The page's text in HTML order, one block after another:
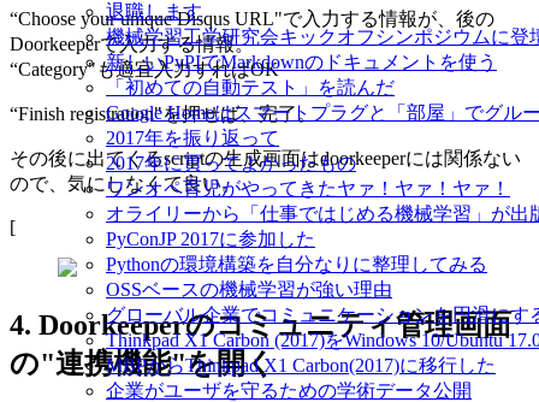
退職します
機械学習工学研究会キックオフシンポジウムに登
新しいPyPIでMarkdownのドキュメントを使う
「初めての自動テスト」を読んだ
Google Homeはスマートプラグと「部屋」でグル
2017年を振り返って
2017年に買ってよかったもの
ワンオペ育児がやってきたヤァ！ヤァ！ヤァ！
オライリーから「仕事ではじめる機械学習」が出
PyConJP 2017に参加した
Pythonの環境構築を自分なりに整理してみる
OSSベースの機械学習が強い理由
グローバル企業でコミュニケーションを円滑にす
Thinkpad X1 Carbon (2017)をWindows 10/Ubuntu
MBPからThinkpad X1 Carbon(2017)に移行した
企業がユーザを守るための学術データ公開
“Choose your unique Disqus URL"で入力する情報が、後の
Doorkeeperで入力する情報。
“Category"も適宜入力すればOK
“Finish registration"を押せば、完了。
その後に出てくるscriptの生成画面はdoorkeeperには関係ない
ので、気にしなくて良い。
[
4. Doorkeeperのコミュニティ管理画面
の"連携機能"を開く